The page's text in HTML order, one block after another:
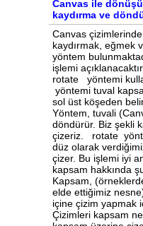
Canvas ile
kaydırma ve
Canvas çizimlerinde çizimleri döndürmek, kaydırmak, eğmek ve bükmek için birkaç yöntem bulunmaktadır. Burada döndürme işlemi açıklanacaktır. Döndürme işlemi için rotate yöntemi kullanılmaktadır. rotate yöntemi tuval kapsamını (örneklerimizde ctx ) sol üst köşeden belirtilen açıyla döndürür. Yöntem, tuvali (Canvas) değil kapsamı döndürür. Biz şekli kapsam düzmüş gibi çizeriz. rotate yöntemi, bizim koordinatlarını düz olarak verdiğimiz çizimleri dönmüş olarak çizer. Bu işlemi iyi anlayabilmek için tuval ve kapsam hakkında şunu bilmemiz gerekir. Kapsam, (örneklerde getContext("2d") ile elde ettiğimiz nesne), tuvalin (Canvas etiketi) içine çizim yapmak için kullanılan bir nesnedir. Çizimleri kapsam nesnesini kullanarak, kapsam üzerine çizeriz, Canvas etiketine değil. Tuval ile kapsamın ilişkisini resim programlarında kullanılan maskeleme tekniğindeki maskeleyen ve maskelenen ögeler arasındaki ilişkiye benzetebiliriz. Bilindiği gibi maskeleme tekniğinde üstte pencere olarak kullanılan bir şekil ve altta da bir resim vardır. İkisi birbirinden bağımsız hareket ettirilebilir. Sonuç olarak da üstteki şeklin sınırları dahilinde alttaki resim görüntülenir. Alttaki resim kaydırılarak veya döndürerek farklı görüntüler elde edilebilir. Alttaki resimde maskeleme tekniği kullanılmıştır. Burada tuvali üstteki maskeleyen şekil (yıldız) olarak kabul edebiliriz. Kapsam ise alttaki fotoğrafa benzetilebilir. Kapsam tuvalden bağımsız olarak hareket ettirilebilir, döndürülebilir veya bükülebilir. Sonuç olarak kapsamın tuvalin sınırlarında kalan kısmını görürüz. Normalde tuval ile kapsam aynı doğrultuda düz olarak durmaktadır. rotate yöntemi kapsamı döndürür. Döndürme işleminden sonra yapılan çizimler verilen açıya göre döndürülmüş olarak çizilir. Alttaki resim tuval ve kapsamın normal durumunu ve kapsam 45 derece döndürüldüğündeki durumlarını göstermektedir. Normal durum: Kapsam 45 derece saat yönüne döndürüldüğündeki durum: Sonuçta elde edilen görüntü şöyle olacaktır: rotate yönteminin kullanımı şöyledir: rotate(radyan cinsinden açı); rotate yönteminde açı derece olarak değil, radyan cinsinden verilir. Radyan (rad), bir dairenin yarıçapı uzunluğundaki yay parçasının gördüğü açı miktarıdır. Bir dairede 2π radyan vardır (yaklaşık 6,28 rad). Buna göre 180 derece = π rad, 90 derece = π/2 rad, 45 derece = π/4 rad eder. Radyan ve çizimlerde kullanımı hakkında daha ayrıntılı bilgi Canvas ile daire, çember, yay ve dilimler çizmek başlıklı makalemizde daha ayrıntılı olarak açıklanmaktadır. Şimdi üstteki şekli oluşturan örneğimizi verelim: <canvas id="cnTuval" width="200" height="200" style="border:solid 1px red"> Tarayıcınız HTML5 desteklemiyor. </canvas><br /> <input type="button" value="Çiz" onclick="ciz()" /> <script> function ciz() { var tuval = document.getElementById("cnTuval"); var ctx = tuval.getContext("2d"); ctx.lineWidth = 6; // Kapsamı 45 derece döndür. ctx.rotate(Math.PI / 4); // Kapsam düzmüş gibi normal şekilde çizimleri yap. // Çizimler kapsama 45 derece döndürülmüş olarak yapılacaktır. ctx.beginPath(); ctx.moveTo(3, 100); ctx.lineTo(3, 3); ctx.lineTo(100, 3); ctx.stroke(); ctx.fillRect(20, 20, 40, 40); } </script> Tabiki şekli nasıl tuval içinde döndüreceğiz diye bir soru akla geliyor. Yukarıda da belirtildiği ve şekilden de görüldüğü gibi döndürme işlemi kapsamın x=0, y=0 konumundan yapılmaktadır. Yani döndürme merkezi burasıdır. Eğer bu nokta şekil döndüğünde şeklin tamamı görünecek başka bir yere taşınırsa şeklin tamamı döndürülmüş bir şekilde görüntülenebilir. Döndürme noktasını (x=0, y=0) kaydırmak için translate yöntemi kullanılır. translate yöntemi kapsamı belirtilen yatay ve dikey miktar kadar sağa, sola, yukarı ve aşağı kaydırır. Eğer kapsamın x=0, y=0 noktasını tuvalin ortasına kaydırır ve daha sonra rotate ile